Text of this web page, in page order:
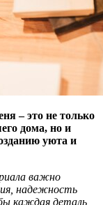
– это не только
дома, но и
уюта и
важно
надежность
каждая деталь